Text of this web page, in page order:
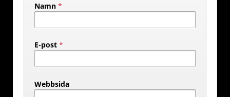
Namn *
E-post *
Webbsida